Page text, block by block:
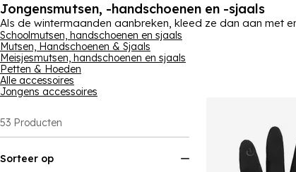
Jongensmutsen, -handschoenen en -sjaals
Als de wintermaanden aanbreken, kleed ze dan aan met
school gaan, een wandeling maken of met vrienden op
meer. In een verscheidenheid aan kleuren en stijlen is er
dat ze warm blijven.
Schoolmutsen, handschoenen en sjaals
Mutsen, Handschoenen & Sjaals
Meisjesmutsen, handschoenen en sjaals
Petten & Hoeden
Alle accessoires
Jongens accessoires
53 Producten
Sorteer op